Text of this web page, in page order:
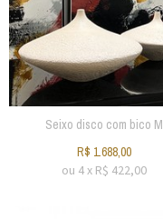
Seixo disco com bico M
R$ 1.688,00
ou 4x R$ 422,00